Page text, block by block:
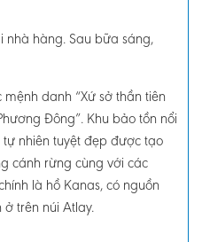
nhà hàng. Sau bữa sáng,
danh “Xứ sở thần tiên
Đông”. Khu bảo tồn nổi
nhiên tuyệt đẹp được tạo
cánh rừng cùng với các
là hồ Kanas, có nguồn
trên núi Atlay.